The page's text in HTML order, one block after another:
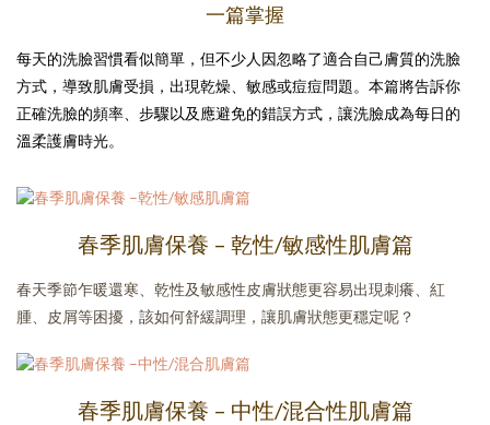
一篇掌握
每天的洗臉習慣看似簡單，但不少人因忽略了適合自己膚質的洗臉
方式，導致肌膚受損，出現乾燥、敏感或痘痘問題。本篇將告訴你
正確洗臉的頻率、步驟以及應避免的錯誤方式，讓洗臉成為每日的
溫柔護膚時光。
春季肌膚保養 – 乾性/敏感性肌膚篇
春天季節乍暖還寒、乾性及敏感性皮膚狀態更容易出現刺癢、紅
腫、皮屑等困擾，該如何舒緩調理，讓肌膚狀態更穩定呢？
春季肌膚保養 – 中性/混合性肌膚篇